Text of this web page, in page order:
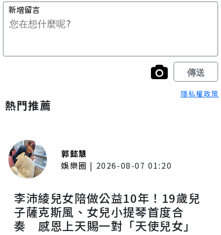
隱私權政策
熱門推薦
郭懿慧
娛樂圈 | 2026-08-07 01:20
李沛綾兒女陪做公益10年！19歲兒
子薩克斯風、女兒小提琴首度合
奏 感恩上天賜一對「天使兒女」